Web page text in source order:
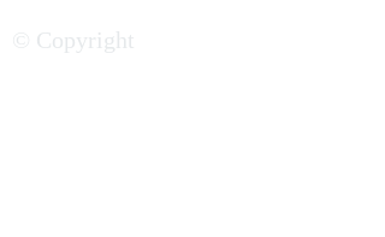
les empires
© Copyright